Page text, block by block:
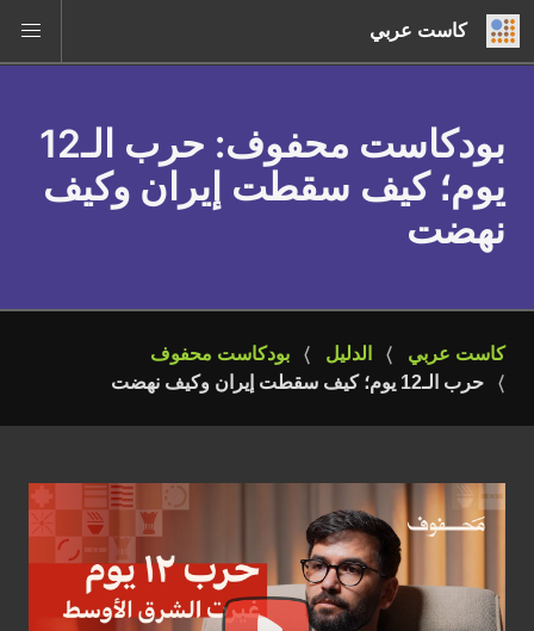
كاست عربي
بودكاست محفوف
: حرب الـ12
يوم؛ كيف سقطت إيران وكيف
نهضت
كاست عربي الدليل
بودكاست محفوف
حرب الـ12 يوم؛ كيف سقطت إيران وكيف نهضت